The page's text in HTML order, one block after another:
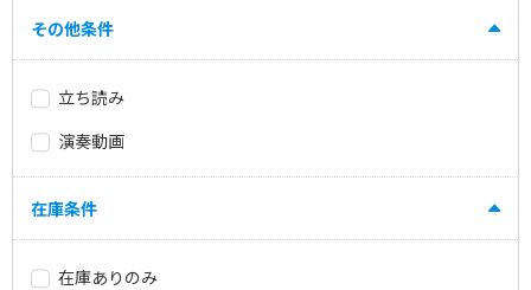
その他条件
立ち読み
演奏動画
在庫条件
在庫ありのみ